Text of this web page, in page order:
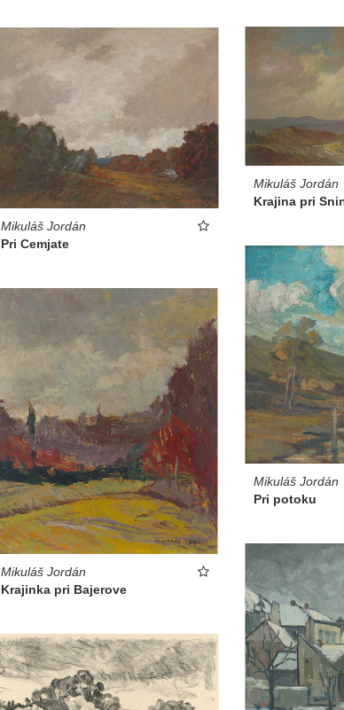
Mikuláš Jordán
Pri Cemjate
Mikuláš Jordán
Krajina pri
Mikuláš Jordán
Pri potoku
Mikuláš Jordán
Krajinka pri Bajerove